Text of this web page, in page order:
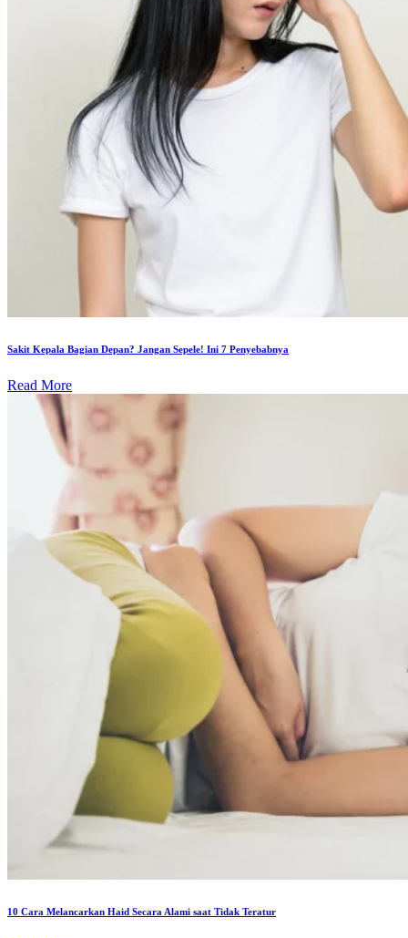
Sakit Kepala Bagian Depan? Jangan Sepele! Ini 7 Penyebabnya
Read More
10 Cara Melancarkan Haid Secara Alami saat Tidak Teratur